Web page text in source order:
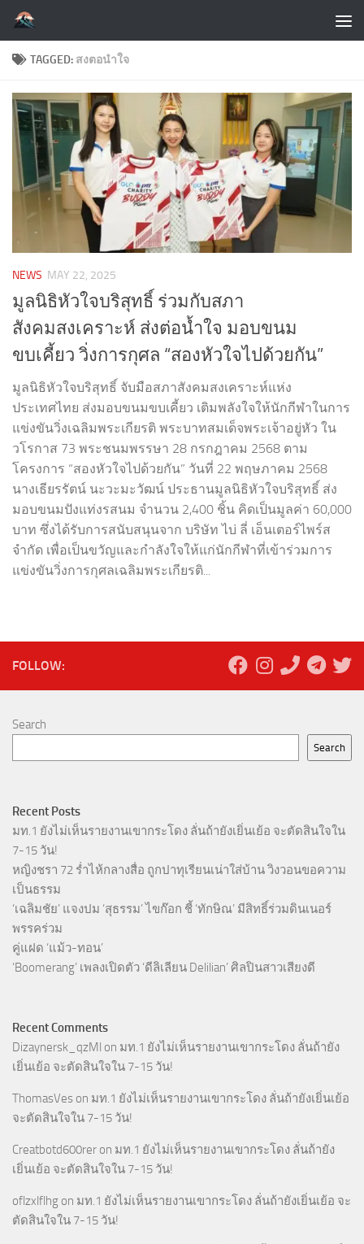
Skip to content
TAGGED: สงตอนำใจ
NEWS MAY 22, 2025
มูลนิธิหัวใจบริสุทธิ์ ร่วมกับสภา
สังคมสงเคราะห์ ส่งต่อน้ำใจ มอบขนม
ขบเคี้ยว วิ่งการกุศล “สองหัวใจไปด้วยกัน”
มูลนิธิหัวใจบริสุทธิ์ จับมือสภาสังคมสงเคราะห์แห่ง
ประเทศไทย ส่งมอบขนมขบเคี้ยว เติมพลังใจให้นักกีฬาในการ
แข่งขันวิ่งเฉลิมพระเกียรติ พระบาทสมเด็จพระเจ้าอยู่หัว ใน
วโรกาส 73 พระชนมพรรษา 28 กรกฎาคม 2568 ตาม
โครงการ “สองหัวใจไปด้วยกัน” วันที่ 22 พฤษภาคม 2568
นางเธียรรัตน์ นะวะมะวัฒน์ ประธานมูลนิธิหัวใจบริสุทธิ์ ส่ง
มอบขนมปังแท่งรสนม จำนวน 2,400 ชิ้น คิดเป็นมูลค่า 60,000
บาท ซึ่งได้รับการสนับสนุนจาก บริษัท ไบ่ ลี่ เอ็นเตอร์ไพร์ส
จำกัด เพื่อเป็นขวัญและกำลังใจให้แก่นักกีฬาที่เข้าร่วมการ
แข่งขันวิ่งการกุศลเฉลิมพระเกียรติ...
FOLLOW:
Search
Search
Recent Posts
มท.1 ยังไม่เห็นรายงานเขากระโดง ลั่นถ้ายังเยิ่นเย้อ จะตัดสินใจใน
7-15 วัน!
หญิงชรา 72 ร่ำไห้กลางสื่อ ถูกปาทุเรียนเน่าใส่บ้าน วิงวอนขอความ
เป็นธรรม
‘เฉลิมชัย’ แจงปม ‘สุธรรม’ ไขก๊อก ชี้ ‘ทักษิณ’ มีสิทธิ์ร่วมดินเนอร์
พรรคร่วม
คู่แฝด ‘แม้ว-ทอน’
‘Boomerang’ เพลงเปิดตัว ‘ดีลิเลียน Delilian’ ศิลปินสาวเสียงดี
Recent Comments
Dizaynersk_qzMl on มท.1 ยังไม่เห็นรายงานเขากระโดง ลั่นถ้ายัง
เยิ่นเย้อ จะตัดสินใจใน 7-15 วัน!
ThomasVes on มท.1 ยังไม่เห็นรายงานเขากระโดง ลั่นถ้ายังเยิ่นเย้อ
จะตัดสินใจใน 7-15 วัน!
Creatbotd600rer on มท.1 ยังไม่เห็นรายงานเขากระโดง ลั่นถ้ายัง
เยิ่นเย้อ จะตัดสินใจใน 7-15 วัน!
oflzxlflhg on มท.1 ยังไม่เห็นรายงานเขากระโดง ลั่นถ้ายังเยิ่นเย้อ จะ
ตัดสินใจใน 7-15 วัน!